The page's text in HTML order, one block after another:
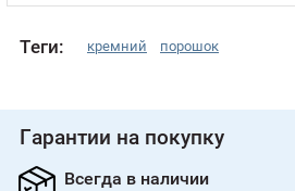
Гарантии на покупку
Всегда в наличии
Теги: кремний порошок